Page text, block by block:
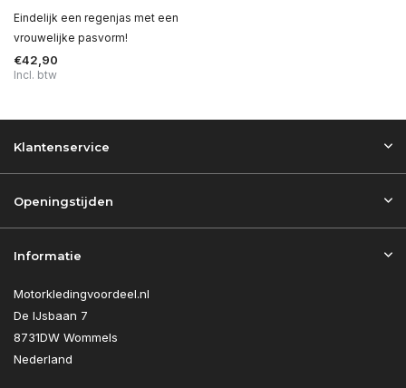
Eindelijk een regenjas met een
vrouwelijke pasvorm!
€42,90
Incl. btw
Klantenservice
Openingstijden
Informatie
Motorkledingvoordeel.nl
De IJsbaan 7
8731DW Wommels
Nederland